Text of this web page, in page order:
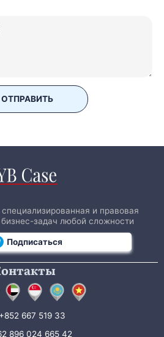
ОТПРАВИТЬ
и правовая
задач любой сложности
Подписаться
+852 667 519 33
896 024 665 42